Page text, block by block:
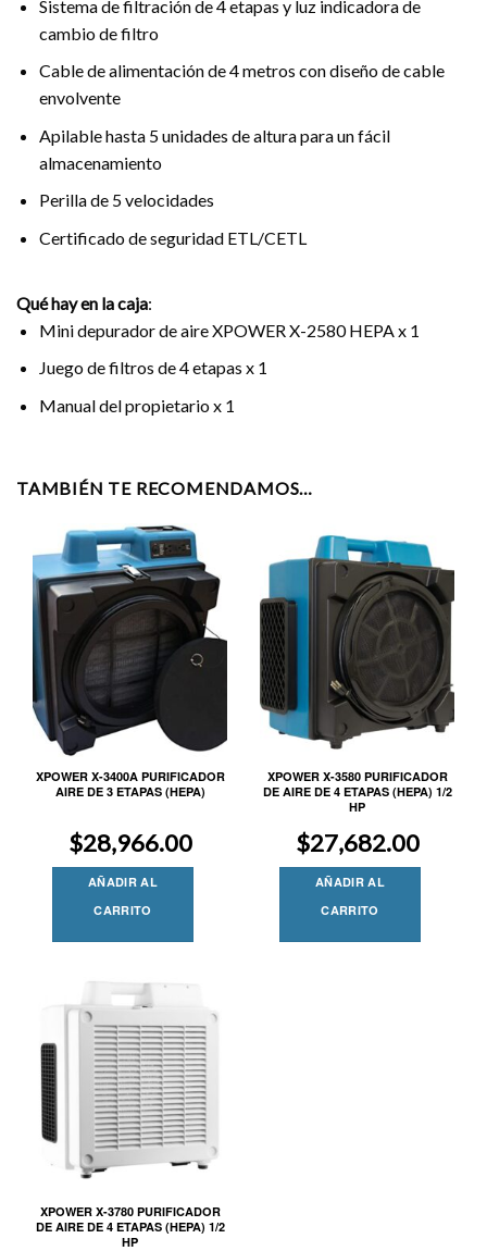
Sistema de filtración de 4 etapas y luz indicadora de
cambio de filtro
Cable de alimentación de 4 metros con diseño de cable
envolvente
Apilable hasta 5 unidades de altura para un fácil
almacenamiento
Perilla de 5 velocidades
Certificado de seguridad ETL/CETL
Qué hay en la caja:
Mini depurador de aire XPOWER X-2580 HEPA x 1
Juego de filtros de 4 etapas x 1
Manual del propietario x 1
TAMBIÉN TE RECOMENDAMOS…
XPOWER X-3400A PURIFICADOR
AIRE DE 3 ETAPAS (HEPA)
$28,966.00
AÑADIR AL
CARRITO
XPOWER X-3580 PURIFICADOR
DE AIRE DE 4 ETAPAS (HEPA) 1/2
HP
$27,682.00
AÑADIR AL
CARRITO
XPOWER X-3780 PURIFICADOR
DE AIRE DE 4 ETAPAS (HEPA) 1/2
HP